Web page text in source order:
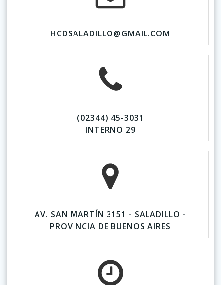
HCDSALADILLO@GMAIL.COM
(02344) 45-3031
INTERNO 29
AV. SAN MARTÍN 3151 - SALADILLO -
PROVINCIA DE BUENOS AIRES